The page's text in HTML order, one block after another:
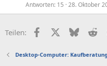
Antworten 15 28. Oktober
Teilen: FacebookX (Twitter)
Bluesky
Desktop-Computer: Kaufberatung